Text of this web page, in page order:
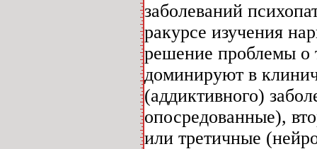
заболеваний
ракурсе изучения
решение проблемы о
доминируют в
(аддиктивного)
опосредованные),
или третичные